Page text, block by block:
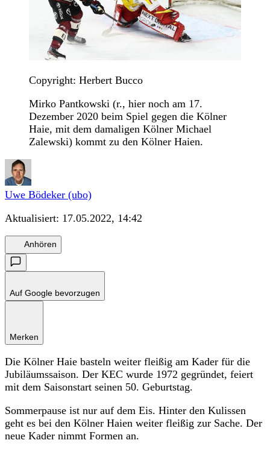
Copyright: Herbert Bucco
Mirko Pantkowski (r., hier noch am 17.
Dezember 2020 beim Spiel gegen die Kölner
Haie, mit dem damaligen Kölner Michael
Zalewski) kommt zu den Kölner Haien.
Uwe Bödeker (ubo)
Aktualisiert: 17.05.2022, 14:42
Anhören
Auf Google bevorzugen
Merken
Die Kölner Haie basteln weiter fleißig am Kader für die
Jubiläumssaison. Der KEC wurde 1972 gegründet, feiert
mit dem Saisonstart seinen 50. Geburtstag.
Sommerpause ist nur auf dem Eis. Hinter den Kulissen
geht es bei den Kölner Haien weiter fleißig zur Sache. Der
neue Kader nimmt Formen an.